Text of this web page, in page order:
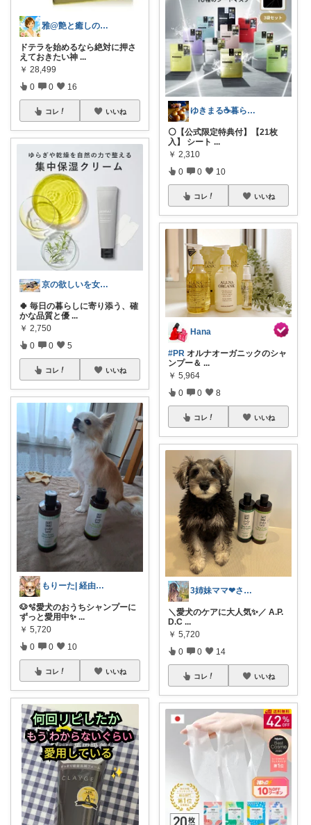
雅@艶と癒しの開運セカンドライフ
ドテラを始めるなら絶対に押さ
えておきたい神 ...
￥ 28,499
0 0 16
コレ いいね
京の欲しいを女性に向けて
🍀 毎日の暮らしに寄り添う、確
かな品質と優 ...
￥ 2,750
0 0 5
コレ いいね
もりーた| 経由購入感謝です❣
🐶🫧愛犬のおうちシャンプーに
ずっと愛用中✨ ...
￥ 5,720
0 0 10
コレ いいね
ゆきまる☕️暮らしを楽しむ
⚪️【公式限定特典付】【21枚
入】 シート ...
￥ 2,310
0 0 10
コレ いいね
Hana
#PR オルナオーガニックのシャ
ンプー＆ ...
￥ 5,964
0 0 8
コレ いいね
3姉妹ママ❤︎さぁや
＼愛犬のケアに大人気✨／ A.P.
D.C ...
￥ 5,720
0 0 14
コレ いいね